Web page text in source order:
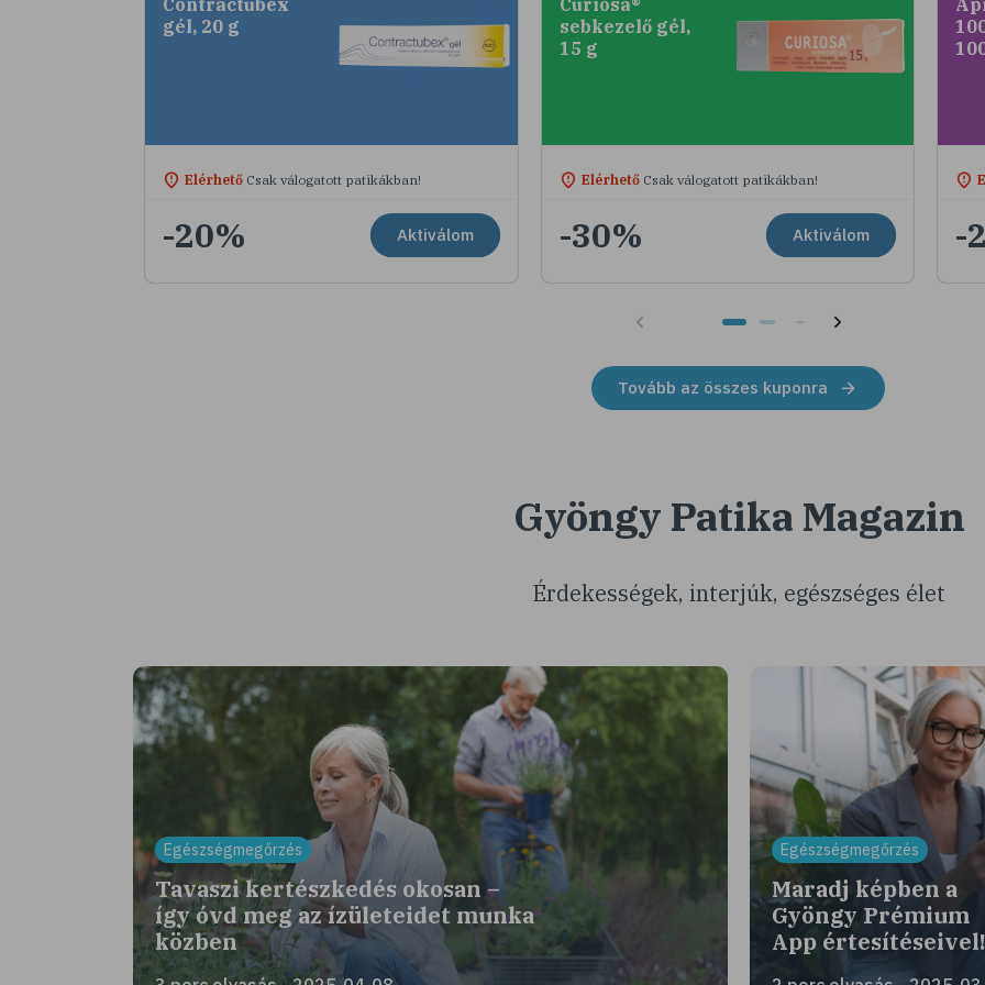
gél, 20 g
ElérhetőCsak válogatott patikákban!
-20% Aktiválom
sebkezelő gél,
15 g
ElérhetőCsak válogatott patikákban!
-30% Aktiválom -
Tovább az összes kuponra
Gyöngy Patika Magazin
Érdekességek, interjúk, egészséges élet
Egészségmegőrzés
Tavaszi kertészkedés okosan –
így óvd meg az ízületeidet munka
közben
Egészségmegőrzés
Maradj képben a
Gyöngy Prémium
App értesítéseivel!